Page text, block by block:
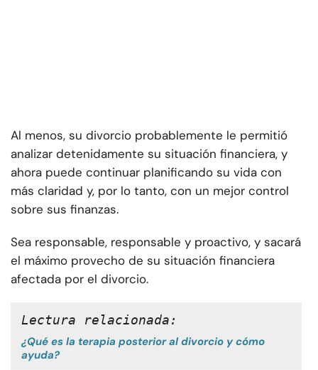
Al menos, su divorcio probablemente le permitió
analizar detenidamente su situación financiera, y
ahora puede continuar planificando su vida con
más claridad y, por lo tanto, con un mejor control
sobre sus finanzas.
Sea responsable, responsable y proactivo, y sacará
el máximo provecho de su situación financiera
afectada por el divorcio.
Lectura relacionada:
¿Qué es la terapia posterior al divorcio y cómo
ayuda?